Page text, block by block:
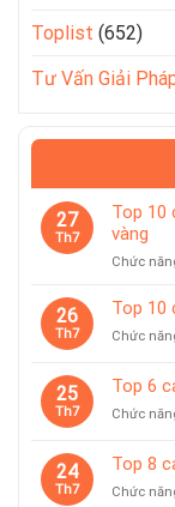
Toplist (652)
Tư Vấn Giải
27
Th7
Top 10
vàng
Chức
26
Th7
Top 10
Chức
25
Th7
Top 6
Chức
24
Th7
Top 8
Chức